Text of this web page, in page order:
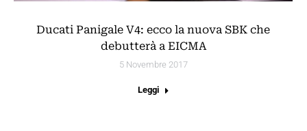
Ducati Panigale V4: ecco la nuova SBK che
debutterà a EICMA
5 Novembre 2017
Leggi